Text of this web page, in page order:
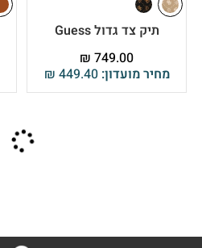
תיק צד גדול Guess
מחיר מועדון: ₪ 449.40
₪ 749.00